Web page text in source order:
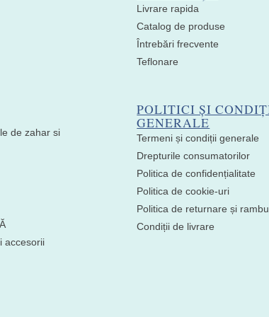
de zahar si
accesorii
Livrare rapida
Catalog de produse
Întrebări frecvente
Teflonare
POLITICI ȘI
GENERALE
Termeni și condiții generale
Drepturile consumatorilor
Politica de confidențialitate
Politica de cookie-uri
Politica de returnare și
Condiții de livrare